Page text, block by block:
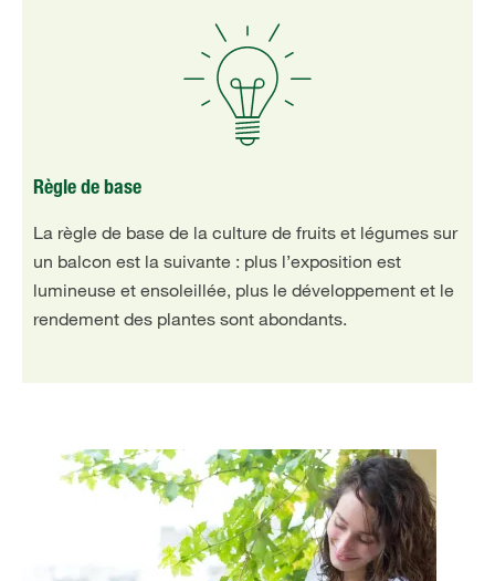
Règle de base
La règle de base de la culture de fruits et légumes sur
un balcon est la suivante : plus l’exposition est
lumineuse et ensoleillée, plus le développement et le
rendement des plantes sont abondants.